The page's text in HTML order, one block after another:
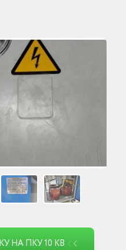
НА ПКУ 10 КВ